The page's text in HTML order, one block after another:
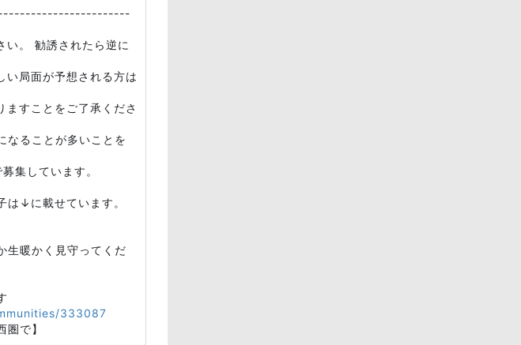
。 勧誘されたら逆に
局面が予想される方は
すことをご了承くださ
なることが多いことを
集しています。
は↓に載せています。
生暖かく見守ってくだ
333087
圏で】